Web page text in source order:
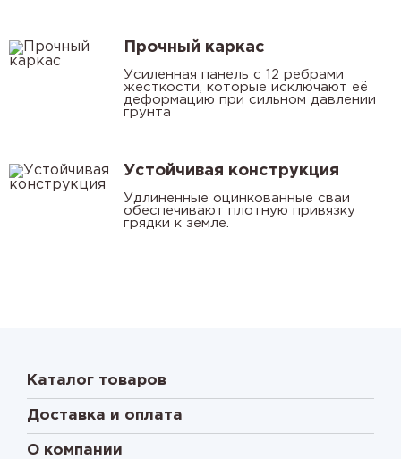
Прочный каркас
Усиленная панель с 12 ребрами
жесткости, которые исключают её
деформацию при сильном давлении
грунта
Устойчивая конструкция
Удлиненные оцинкованные сваи
обеспечивают плотную привязку
грядки к земле.
Каталог товаров
Доставка и оплата
О компании